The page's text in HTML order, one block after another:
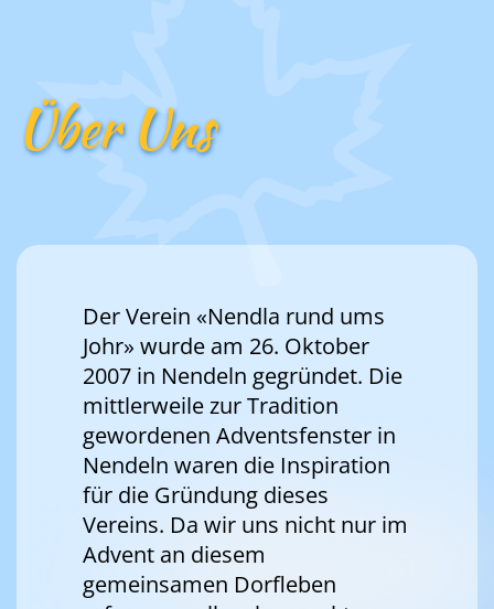
Über Uns
Der Verein «Nendla rund ums
Johr» wurde am 26. Oktober
2007 in Nendeln gegründet. Die
mittlerweile zur Tradition
gewordenen Adventsfenster in
Nendeln waren die Inspiration
für die Gründung dieses
Vereins. Da wir uns nicht nur im
Advent an diesem
gemeinsamen Dorfleben